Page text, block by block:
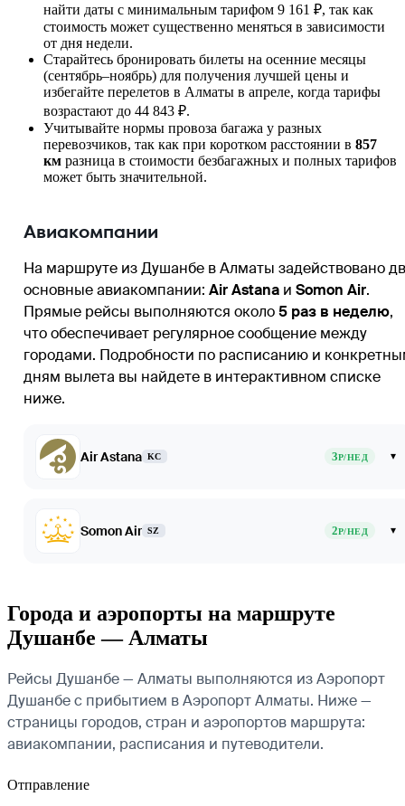
найти даты с минимальным тарифом 9 161 ₽, так как
стоимость может существенно меняться в зависимости
от дня недели.
Старайтесь бронировать билеты на осенние месяцы
(сентябрь–ноябрь) для получения лучшей цены и
избегайте перелетов в Алматы в апреле, когда тарифы
возрастают до 44 843 ₽.
Учитывайте нормы провоза багажа у разных
перевозчиков, так как при коротком расстоянии в 857
км разница в стоимости безбагажных и полных тарифов
может быть значительной.
Авиакомпании
На маршруте изДушанбе вАлматы задействовано
основные авиакомпании: Air Astana и Somon Air.
Прямые рейсы выполняются около5 раз в неделю,
что обеспечивает регулярное сообщение между
городами. Подробности по расписанию и
дням вылета вы найдете в интерактивном списке
ниже.
Air Astana KC 3Р/НЕД ▾
Somon Air SZ 2Р/НЕД ▾
Города и аэропорты на маршруте
Душанбе — Алматы
Рейсы Душанбе — Алматы выполняются из Аэропорт
Душанбе с прибытием в Аэропорт Алматы. Ниже —
страницы городов, стран и аэропортов маршрута:
авиакомпании, расписания и путеводители.
Отправление